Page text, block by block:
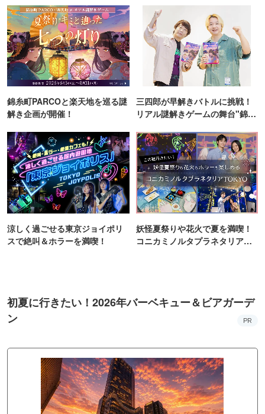
錦糸町PARCOと楽天地を巡る謎
解き企画が開催！
三四郎が早解きバトルに挑戦！
リアル謎解きゲームの舞台"錦糸
涼しく過ごせる東京ジョイポリ
スで絶叫＆ホラーを満喫！
妖怪夏祭りや花火で夏を満喫！
コニカミノルタプラネタリア
初夏に行きたい！2026年バーベキュー＆ビアガーデ
ン
PR